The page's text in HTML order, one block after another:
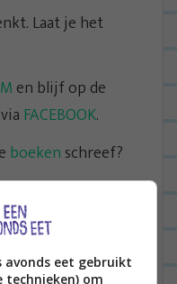
Laat je het
en blijf op de
FACEBOOK.
boeken schreef?
avonds eet gebruikt
technieken) om